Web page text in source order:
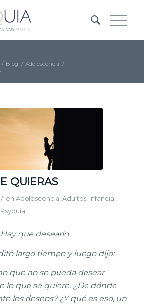
/ Blog / Adolescencia /
QUIERAS
/ en Adolescencia Adultos, Infancia
Psyquia
que desearlo.
largo tiempo y luego dijo:
que no se pueda desear
lo que se quiere. ¿De dónde
los deseos? ¿Y qué es eso, un